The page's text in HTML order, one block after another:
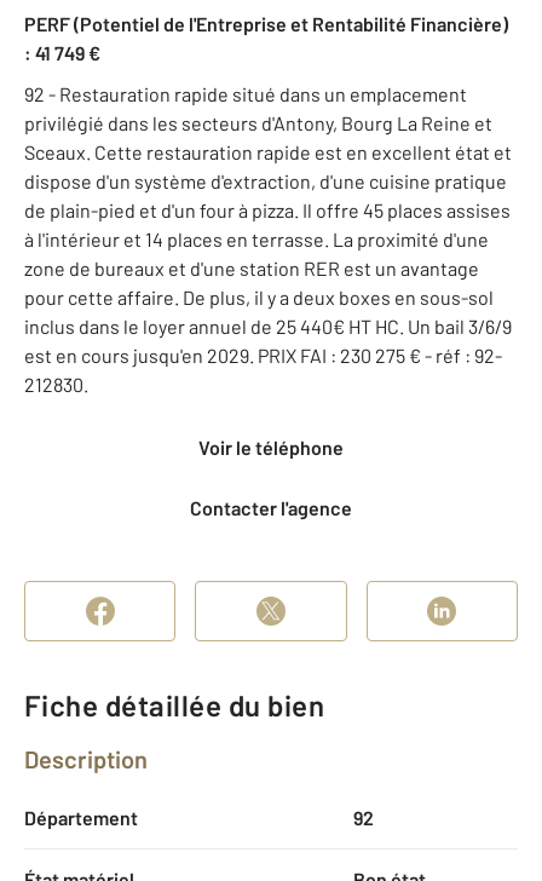
PERF (Potentiel de l'Entreprise et Rentabilité Financière)
: 41 749 €
92 - Restauration rapide situé dans un emplacement
privilégié dans les secteurs d'Antony, Bourg La Reine et
Sceaux. Cette restauration rapide est en excellent état et
dispose d'un système d'extraction, d'une cuisine pratique
de plain-pied et d'un four à pizza. Il offre 45 places assises
à l'intérieur et 14 places en terrasse. La proximité d'une
zone de bureaux et d'une station RER est un avantage
pour cette affaire. De plus, il y a deux boxes en sous-sol
inclus dans le loyer annuel de 25 440€ HT HC. Un bail 3/6/9
est en cours jusqu'en 2029. PRIX FAI : 230 275 € - réf : 92-
212830.
Voir le téléphone
Contacter l'agence
Fiche détaillée du bien
Description
Département 92